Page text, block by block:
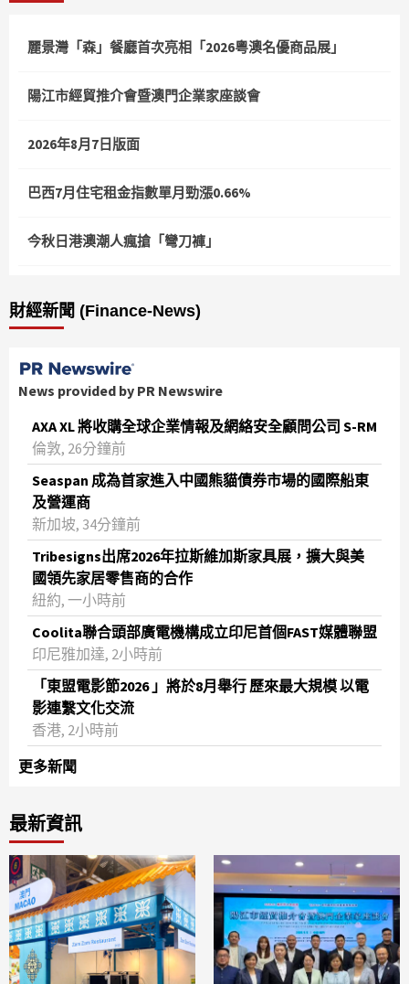
麗景灣「森」餐廳首次亮相「2026粵澳名優商品展」
陽江市經貿推介會暨澳門企業家座談會
2026年8月7日版面
巴西7月住宅租金指數單月勁漲0.66%
今秋日港澳潮人瘋搶「彎刀褲」
財經新聞 (Finance-News)
News provided by PR Newswire
AXA XL 將收購全球企業情報及網絡安全顧問公司 S-RM
倫敦, 26分鐘前
Seaspan 成為首家進入中國熊貓債券市場的國際船東
及營運商
新加坡, 34分鐘前
Tribesigns出席2026年拉斯維加斯家具展，擴大與美
國領先家居零售商的合作
紐約, 一小時前
Coolita聯合頭部廣電機構成立印尼首個FAST媒體聯盟
印尼雅加達, 2小時前
「東盟電影節2026 」將於8月舉行 歷來最大規模 以電
影連繫文化交流
香港, 2小時前
更多新聞
最新資訊